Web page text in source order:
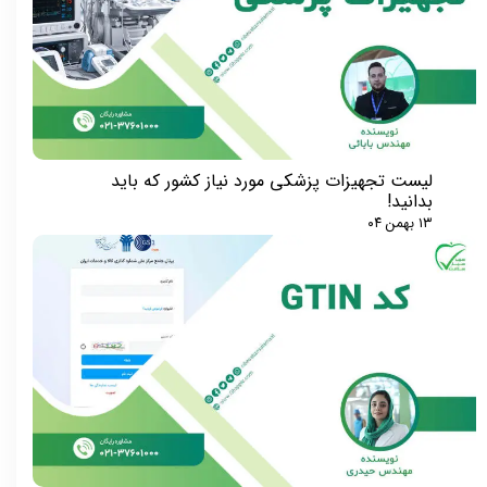
لیست تجهیزات پزشکی مورد نیاز کشور که باید
بدانید!
۱۳ بهمن ۰۴